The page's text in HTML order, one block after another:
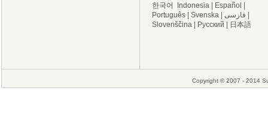
한국어
Indonesia | Español |
Português | Svenska | فارسی |
Slovenščina | Русский | 日本語
Copyright © 2007 - 2014